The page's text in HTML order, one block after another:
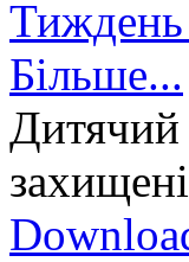
Тиждень
Більше...
Дитячий